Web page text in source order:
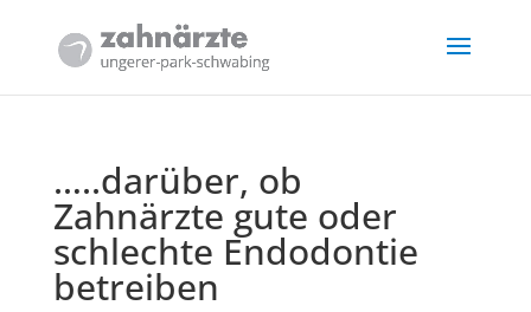
…..darüber, ob
Zahnärzte gute oder
schlechte Endodontie
betreiben